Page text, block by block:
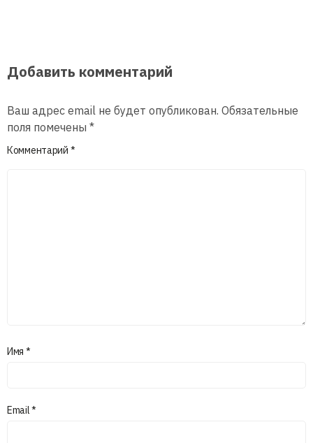
Добавить комментарий
Ваш адрес email не будет опубликован. Обязательные
поля помечены *
Комментарий *
Имя *
Email*